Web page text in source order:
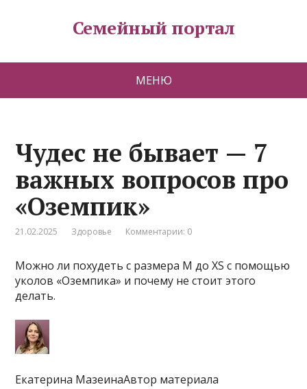
Семейный портал
МЕНЮ
Чудес не бывает — 7
важных вопросов про
«Оземпик»
21.02.2025 Здоровье Комментарии: 0
Можно ли похудеть с размера M до XS с помощью
уколов «Оземпика» и почему не стоит этого
делать.
Екатерина МазеинаАвтор материала